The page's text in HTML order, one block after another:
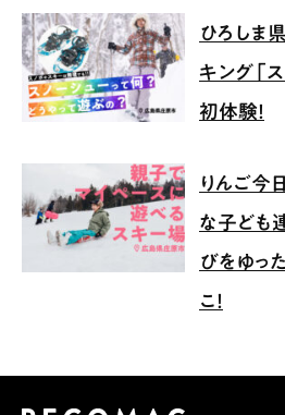
ひろしま
キング「
初体験！
りんご今
な子ども
びをゆっ
こ！